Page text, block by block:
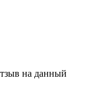
на данный